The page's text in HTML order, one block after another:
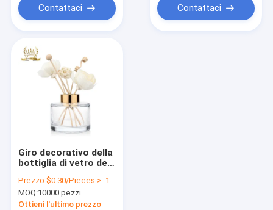
Prodotti
Su di noi
visita della fabbrica
Notizie
Contattaci Contattaci
Giro decorativo della
bottiglia di vetro del
chiaro con il
cappuccio
Prezzo:$0.30/Pieces >=10000 Pieces
MOQ:10000 pezzi
Ottieni l'ultimo prezzo